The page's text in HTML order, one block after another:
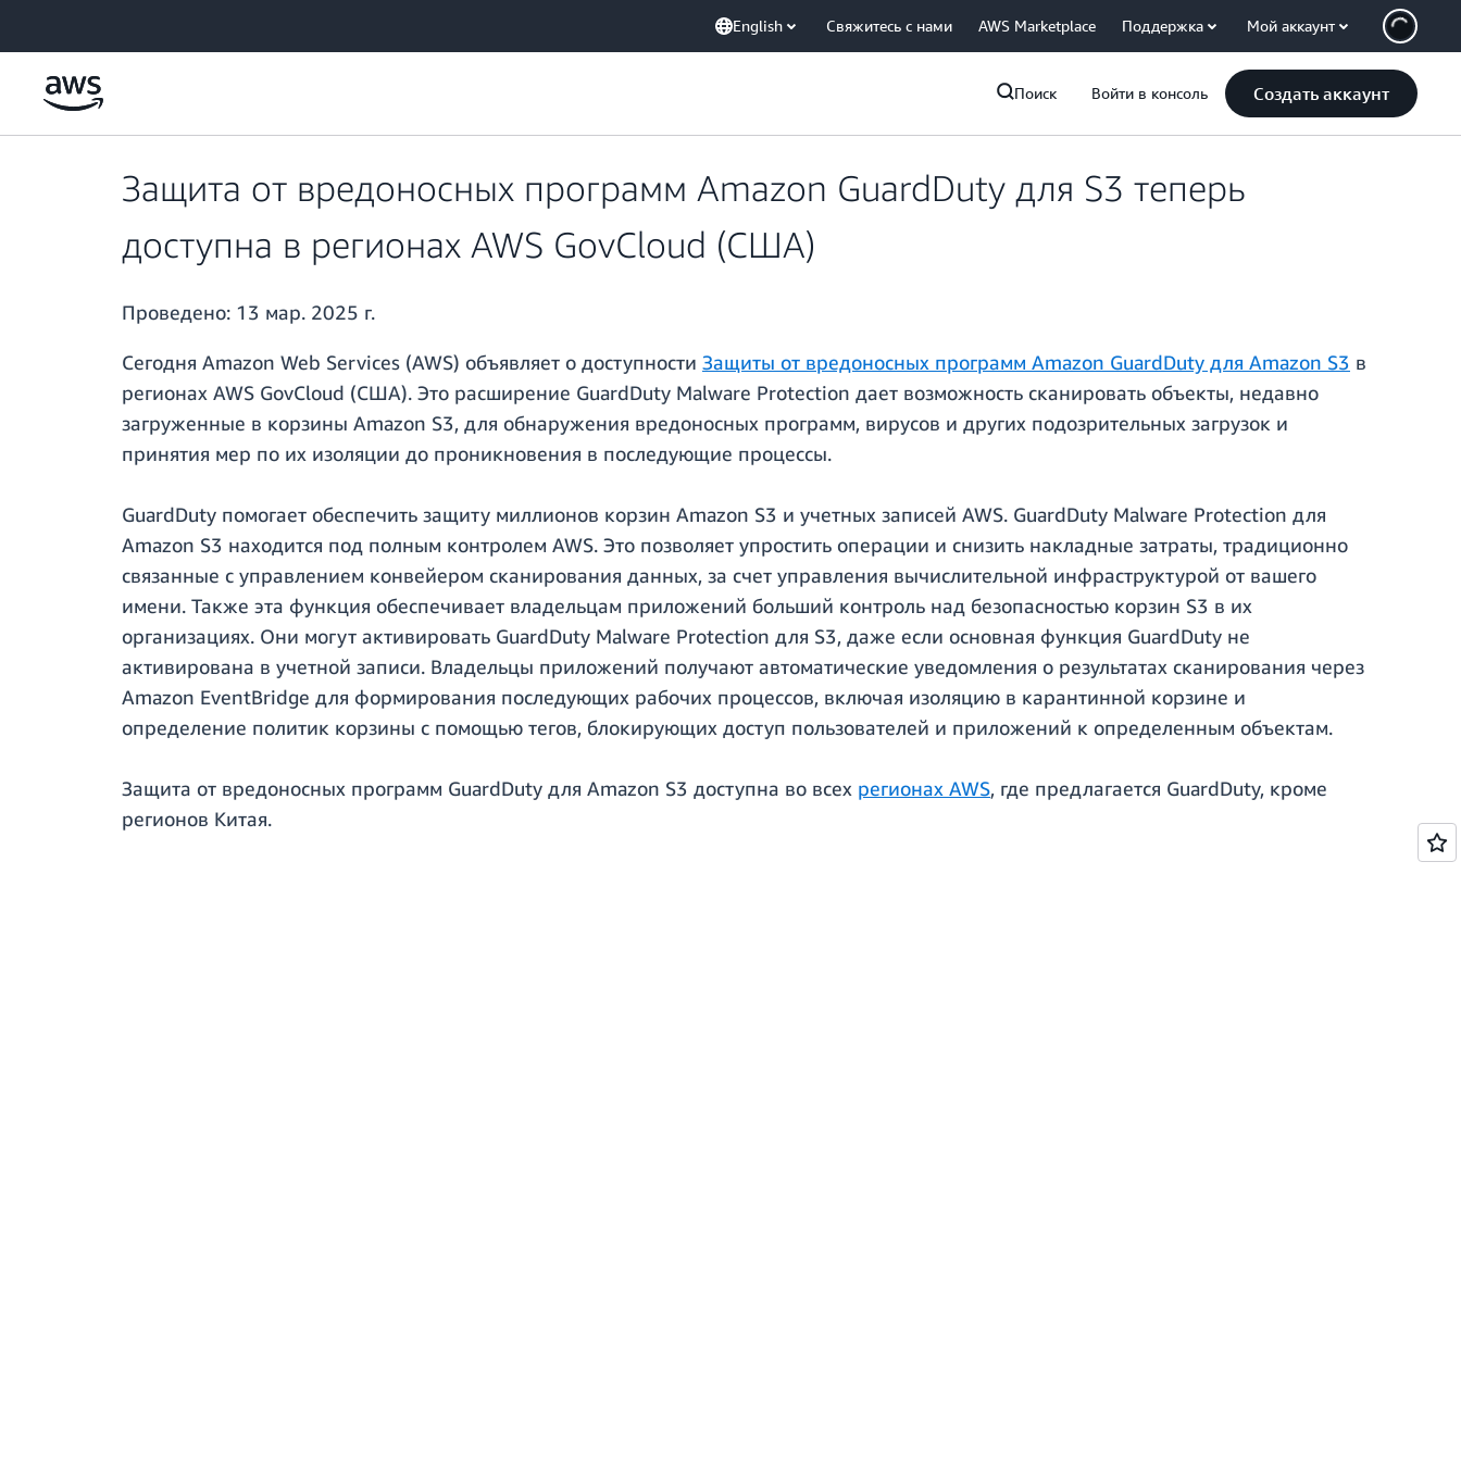
English Свяжитесь с нами AWS Marketplace Поддержка Мой аккаунт
Поиск Войти в консоль Создать аккаунт
Защита от вредоносных программ Amazon GuardDuty для S3 теперь
доступна в регионах AWS GovCloud (США)
Проведено: 13 мар. 2025 г.
Сегодня Amazon Web Services (AWS) объявляет о доступности Защиты от вредоносных программ Amazon GuardDuty для Amazon S3 в
регионах AWS GovCloud (США). Это расширение GuardDuty Malware Protection дает возможность сканировать объекты, недавно
загруженные в корзины Amazon S3, для обнаружения вредоносных программ, вирусов и других подозрительных загрузок и
принятия мер по их изоляции до проникновения в последующие процессы.
GuardDuty помогает обеспечить защиту миллионов корзин Amazon S3 и учетных записей AWS. GuardDuty Malware Protection для
Amazon S3 находится под полным контролем AWS. Это позволяет упростить операции и снизить накладные затраты, традиционно
связанные с управлением конвейером сканирования данных, за счет управления вычислительной инфраструктурой от вашего
имени. Также эта функция обеспечивает владельцам приложений больший контроль над безопасностью корзин S3 в их
организациях. Они могут активировать GuardDuty Malware Protection для S3, даже если основная функция GuardDuty не
активирована в учетной записи. Владельцы приложений получают автоматические уведомления о результатах сканирования через
Amazon EventBridge для формирования последующих рабочих процессов, включая изоляцию в карантинной корзине и
определение политик корзины с помощью тегов, блокирующих доступ пользователей и приложений к определенным объектам.
Защита от вредоносных программ GuardDuty для Amazon S3 доступна во всех регионах AWS, где предлагается GuardDuty, кроме
регионов Китая.